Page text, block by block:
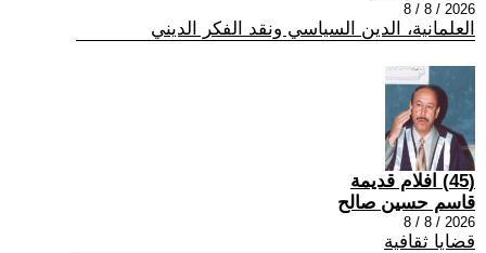
2026 / 8 / 8
العلمانية، الدين السياسي ونقد الفكر الديني
(45) افلام قديمة
قاسم حسين صالح
2026 / 8 / 8
قضايا ثقافية